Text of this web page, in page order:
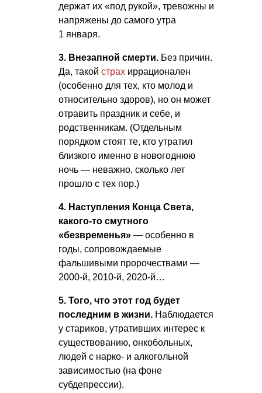
держат их «под рукой», тревожны и
напряжены до самого утра
1 января.
3. Внезапной смерти. Без причин.
Да, такой страх иррационален
(особенно для тех, кто молод и
относительно здоров), но он может
отравить праздник и себе, и
родственникам. (Отдельным
порядком стоят те, кто утратил
близкого именно в новогоднюю
ночь — неважно, сколько лет
прошло с тех пор.)
4. Наступления Конца Света,
какого-то смутного
«безвременья» — особенно в
годы, сопровождаемые
фальшивыми пророчествами —
2000-й, 2010-й, 2020-й…
5. Того, что этот год будет
последним в жизни. Наблюдается
у стариков, утративших интерес к
существованию, онкобольных,
людей с нарко- и алкогольной
зависимостью (на фоне
субдепрессии).